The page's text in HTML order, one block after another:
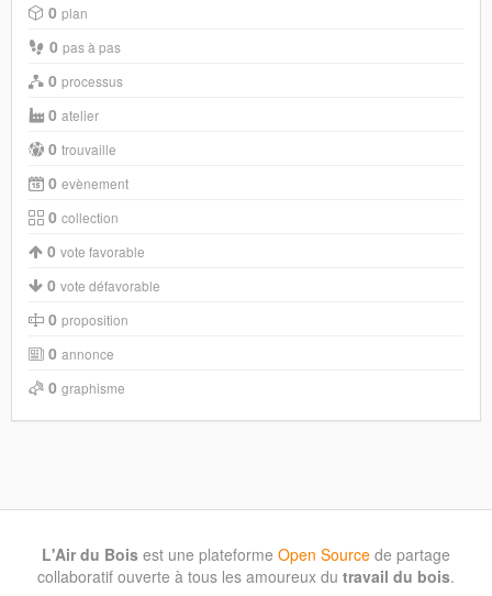
0 plan
0 pas à pas
0 processus
0 atelier
0 trouvaille
0 evènement
0 collection
0 vote favorable
0 vote défavorable
0 proposition
0 annonce
0 graphisme
L'Air du Bois est une plateforme Open Source de partage
collaboratif ouverte à tous les amoureux du travail du bois.